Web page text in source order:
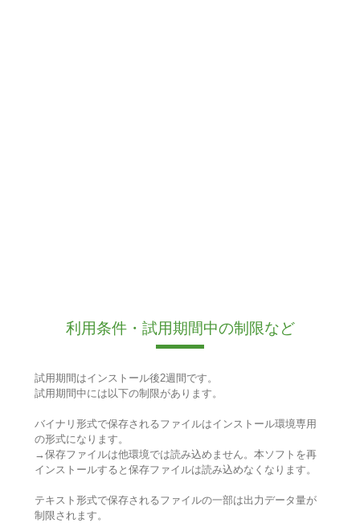
利用条件・試用期間中の制限など
試用期間はインストール後2週間です。
試用期間中には以下の制限があります。
バイナリ形式で保存されるファイルはインストール環境専用
の形式になります。
→保存ファイルは他環境では読み込めません。本ソフトを再
インストールすると保存ファイルは読み込めなくなります。
テキスト形式で保存されるファイルの一部は出力データ量が
制限されます。